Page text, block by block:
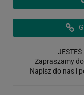
JESTEŚ
Zapraszamy
Napisz do nas i